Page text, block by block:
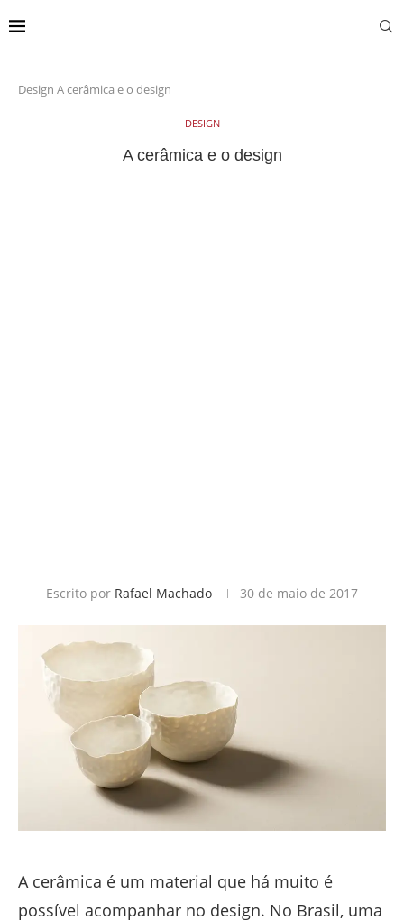
Design A cerâmica e o design
DESIGN
A cerâmica e o design
Escrito por Rafael Machado 30 de maio de 2017
A cerâmica é um material que há muito é
possível acompanhar no design. No Brasil, uma